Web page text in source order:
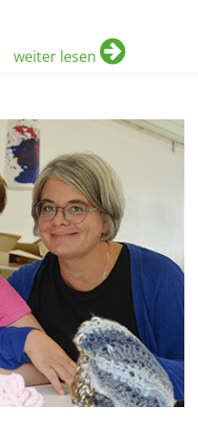
weiter lesen